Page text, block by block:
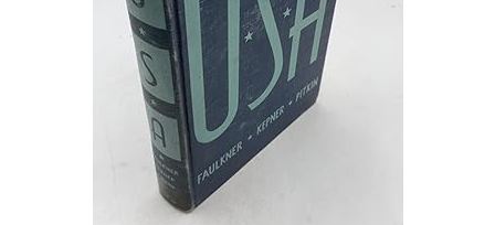
CERRAR